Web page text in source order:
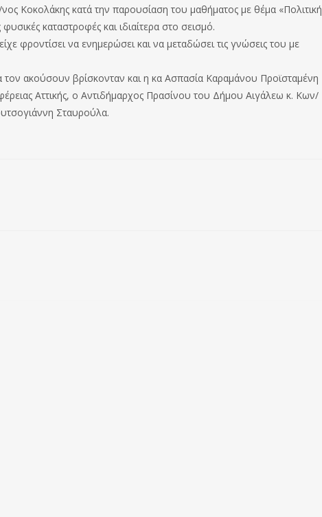
Κοκολάκης κατά την παρουσίαση του μαθήματος με θέμα «Πολιτική
καταστροφές και ιδιαίτερα στο σεισμό.
φροντίσει να ενημερώσει και να μεταδώσει τις γνώσεις του με
ακούσουν βρίσκονταν και η κα Ασπασία Καραμάνου Προϊσταμένη
Αττικής, ο Αντιδήμαρχος Πρασίνου του Δήμου Αιγάλεω κ. Κων/
Σταυρούλα.